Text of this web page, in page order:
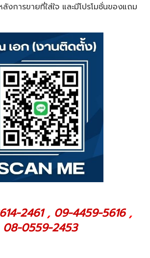
งการขายที่ใส่ใจ และมีโปรโมชั่นของแถม
2461, 09-4459-5616,
08-0559-2453